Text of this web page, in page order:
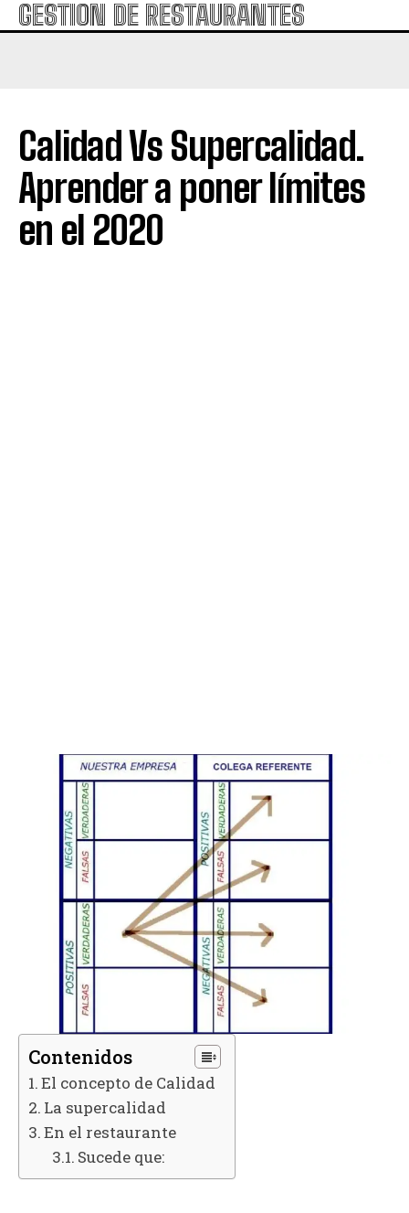
GESTION DE RESTAURANTES
Calidad Vs Supercalidad.
Aprender a poner límites
en el 2020
Contenidos
El concepto de Calidad
La supercalidad
En el restaurante
Sucede que: